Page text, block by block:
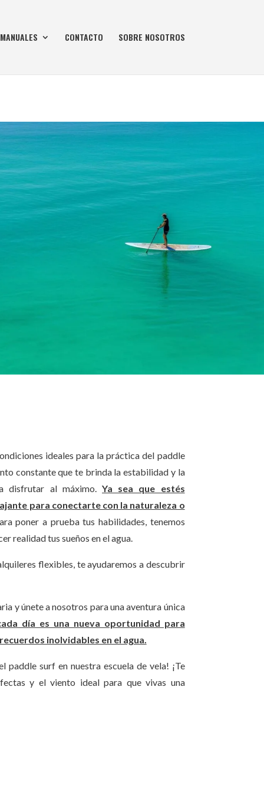
MANUALES CONTACTO SOBRE NOSOTROS
ideales para la práctica del paddle
constante que te brinda la estabilidad y la
disfrutar al máximo. Ya sea que estés
para conectarte con la naturaleza o
poner a prueba tus habilidades, tenemos
realidad tus sueños en el agua.
flexibles, te ayudaremos a descubrir
y únete a nosotros para una aventura única
día es una nueva oportunidad para
inolvidables en el agua.
paddle surf en nuestra escuela de vela! ¡Te
y el viento ideal para que vivas una